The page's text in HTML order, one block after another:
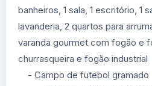
banheiros, 1 sala, 1 escritório, 1
lavanderia, 2 quartos para
varanda gourmet com fogão e
churrasqueira e fogão
- Campo de futebol